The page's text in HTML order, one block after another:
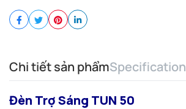
Chi tiết sản phẩmSpecification
Đèn Trợ Sáng TUN 50